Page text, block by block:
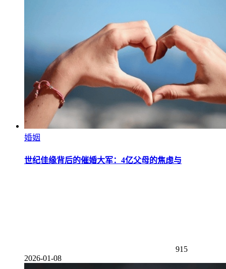
婚姻
世纪佳缘背后的催婚大军：4亿父母的焦虑与
915
2026-01-08